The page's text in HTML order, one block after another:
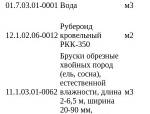
01.7.03.01-0001 Вода м3
12.1.02.06-0012
Рубероид
кровельный
РКК-350
м2
11.1.03.01-0062
Бруски обрезные
хвойных пород
(ель, сосна),
естественной
влажности, длина
2-6,5 м, ширина
20-90 мм,
м3